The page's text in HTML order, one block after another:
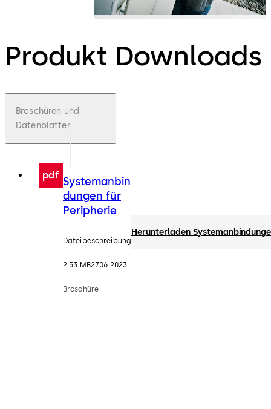
Produkt Downloads
Broschüren und
Datenblätter
pdf Systemanbin
dungen für
Peripherie
Dateibeschreibung
2.53 MB27.06.2023
Broschüre
Herunterladen